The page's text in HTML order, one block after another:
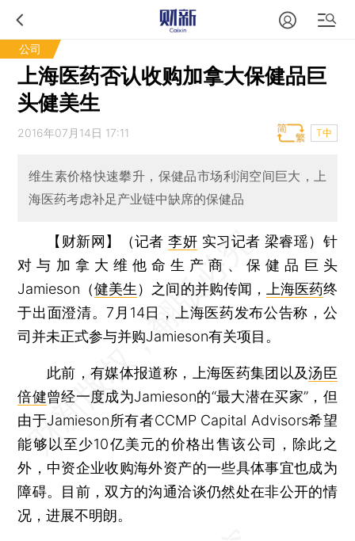
公司
上海医药否认收购加拿大保健品巨
头健美生
2016年07月14日 17:11 T中
维生素价格快速攀升，保健品市场利润空间巨大，上
海医药考虑补足产业链中缺席的保健品
【财新网】（记者李妍 实习记者 梁睿瑶） 针
对与加拿大维他命生产商、保健品巨头
Jamieson（健美生 ）之间的并购传闻， 上海医药终
于出面澄清。7月14日，上海医药发布公告称，公
司并未正式参与并购Jamieson有关项目。
此前，有媒体报道称，上海医药集团以及汤臣
倍健曾经一度成为Jamieson的“最大潜在买家”，但
由于Jamieson所有者CCMP Capital Advisors希望
能够以至少10亿美元的价格出售该公司，除此之
外，中资企业收购海外资产的一些具体事宜也成为
障碍。目前，双方的沟通洽谈仍然处在非公开的情
况，进展不明朗。